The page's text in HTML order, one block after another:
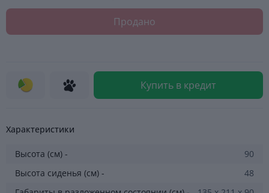
Продано
Купить в кредит
Характеристики
Высота (см) -
90
Высота сиденья (см) -
48